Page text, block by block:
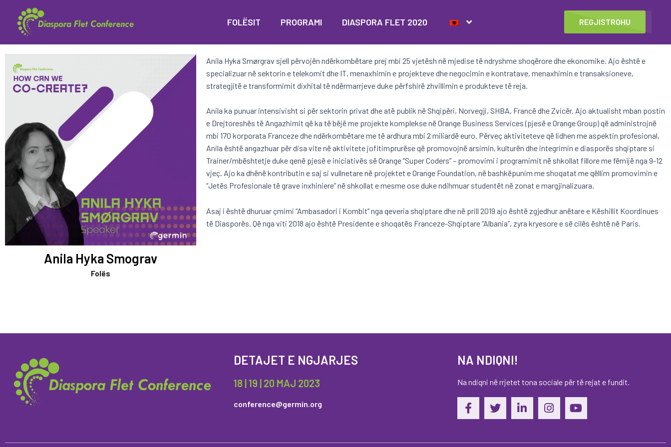
FOLËSIT PROGRAMI DIASPORA FLET 2020 REGJISTROHU
Anila Hyka Smograv
Folës
Anila Hyka Smørgrav sjell përvojën ndërkombëtare prej mbi 25 vjetësh në mjedise të ndryshme shoqërore dhe ekonomike. Ajo është e
specializuar në sektorin e telekomit dhe IT, menaxhimin e projekteve dhe negocimin e kontratave, menaxhimin e transaksioneve,
strategjitë e transformimit dixhital të ndërmarrjeve duke përfshirë zhvillimin e produkteve të reja.
Anila ka punuar intensivisht si për sektorin privat dhe atë publik në Shqipëri, Norvegji, SHBA, Francë dhe Zvicër. Ajo aktualisht mban postin
e Drejtoreshës të Angazhimit që ka të bëjë me projekte komplekse në Orange Business Services (pjesë e Orange Group) që administrojnë
mbi 170 korporata Franceze dhe ndërkombëtare me të ardhura mbi 2 miliardë euro. Përveç aktiviteteve që lidhen me aspektin profesional,
Anila është angazhuar për disa vite në aktivitete jofitimprurëse që promovojnë arsimin, kulturën dhe integrimin e diasporës shqiptare si
Trainer/mbështetje duke qenë pjesë e iniciativës së Orange “Super Coders” – promovimi i programimit në shkollat fillore me fëmijë nga 9-12
vjeç. Ajo ka dhënë kontributin e saj si vullnetare në projektet e Orange Foundation, në bashkëpunim me shoqatat me qëllim promovimin e
“Jetës Profesionale të grave inxhiniere” në shkollat e mesme ose duke ndihmuar studentët në zonat e margjinalizuara.
Asaj i është dhuruar çmimi “Ambasadori i Kombit” nga qeveria shqiptare dhe në prill 2019 ajo është zgjedhur anëtare e Këshillit Koordinues
të Diasporës. Që nga viti 2018 ajo është Presidente e shoqatës Franceze-Shqiptare “Albania”, zyra kryesore e së cilës është në Paris.
DETAJET E NGJARJES
18 | 19 | 20 MAJ 2023
conference@germin.org
NA NDIQNI!
Na ndiqni në rrjetet tona sociale për të rejat e fundit.